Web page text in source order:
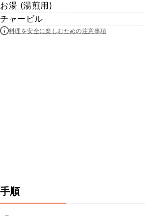
お湯 (湯煎用)
チャービル
料理を安全に楽しむための注意事項
手順